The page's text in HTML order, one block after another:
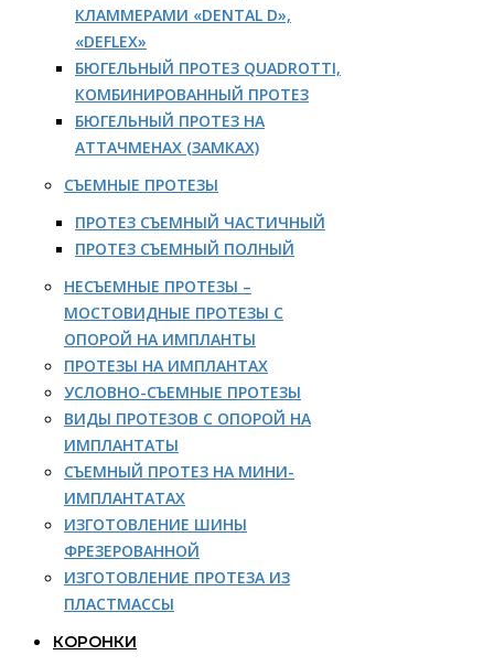
КЛАММЕРАМИ «DENTAL D»,
«DEFLEX»
БЮГЕЛЬНЫЙ ПРОТЕЗ QUADROTTI,
КОМБИНИРОВАННЫЙ ПРОТЕЗ
БЮГЕЛЬНЫЙ ПРОТЕЗ НА
АТТАЧМЕНАХ (ЗАМКАХ)
СЪЕМНЫЕ ПРОТЕЗЫ
ПРОТЕЗ СЪЕМНЫЙ ЧАСТИЧНЫЙ
ПРОТЕЗ СЪЕМНЫЙ ПОЛНЫЙ
НЕСЪЕМНЫЕ ПРОТЕЗЫ –
МОСТОВИДНЫЕ ПРОТЕЗЫ С
ОПОРОЙ НА ИМПЛАНТЫ
ПРОТЕЗЫ НА ИМПЛАНТАХ
УСЛОВНО-СЪЕМНЫЕ ПРОТЕЗЫ
ВИДЫ ПРОТЕЗОВ С ОПОРОЙ НА
ИМПЛАНТАТЫ
СЪЕМНЫЙ ПРОТЕЗ НА МИНИ-
ИМПЛАНТАТАХ
ИЗГОТОВЛЕНИЕ ШИНЫ
ФРЕЗЕРОВАННОЙ
ИЗГОТОВЛЕНИЕ ПРОТЕЗА ИЗ
ПЛАСТМАССЫ
КОРОНКИ